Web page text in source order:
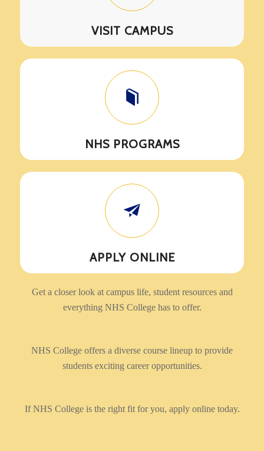
Check out what we have to
offer!
VISIT CAMPUS
NHS PROGRAMS
APPLY ONLINE
Get a closer look at campus life, student resources and
everything NHS College has to offer.
NHS College offers a diverse course lineup to provide
students exciting career opportunities.
If NHS College is the right fit for you, apply online today.